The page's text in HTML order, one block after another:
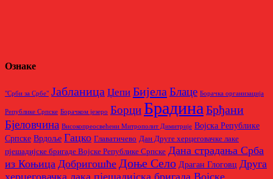
Ознаке
"Срби за Србе" Јабланица Џепи Бијела Блаце Борачкa организацијa
Републике Српске Борачком језеро Борци Брадина Брђани
Бјеловчина Високопреосвећени Митрополит Димитрије Војска Републике
Српске Врдоље Гацко Главатичево Дан Друге херцеговачке лаке
пјешадијске бригаде Војске Републике Српске Дана страдања Срба
из Коњица Добригошће Доње Село Драган Глоговц Друга
херцеговачка лака пјешадијска бригада Војске